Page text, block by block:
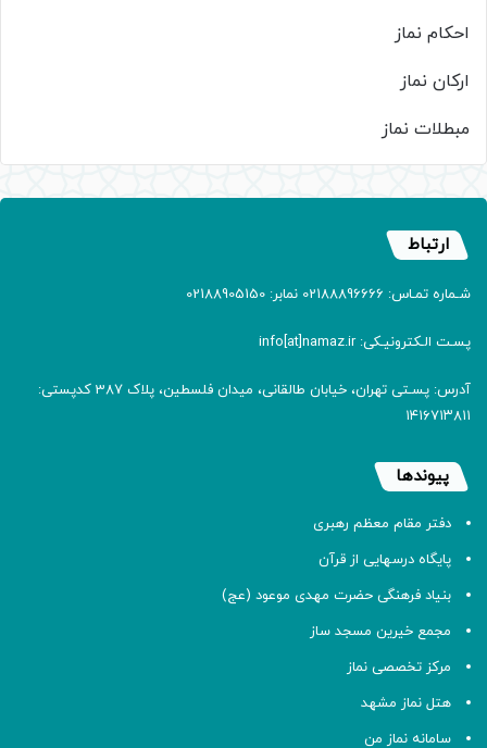
احکام نماز
ارکان نماز
مبطلات نماز
ارتباط
شـماره تمـاس: 02188896666 نمابر: 02188905150
پسـت الـکترونیـکی: info[at]namaz.ir
آدرس: پسـتی تهران، خیابان طالقانی، میدان فلسطین، پلاک 387 کدپستی:
۱۴۱۶۷۱۳۸۱۱
پیوندها
دفتر مقام معظم رهبری
پایگاه درسهایی از قرآن
بنیاد فرهنگی حضرت مهدی موعود (عج)
مجمع خیرین مسجد ساز
مرکز تخصصی نماز
هتل نماز مشهد
سامانه نماز من